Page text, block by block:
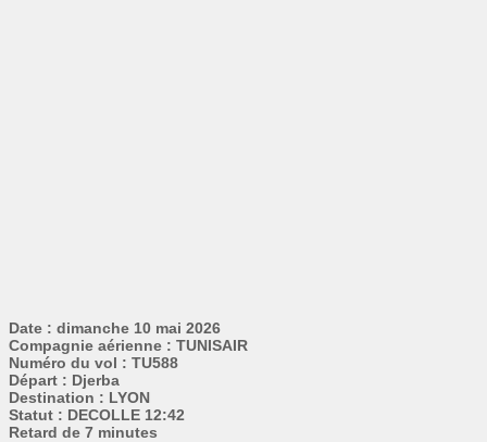
Date : dimanche 10 mai 2026
Compagnie aérienne : TUNISAIR
Numéro du vol : TU588
Départ : Djerba
Destination : LYON
Statut : DECOLLE 12:42
Retard de 7 minutes